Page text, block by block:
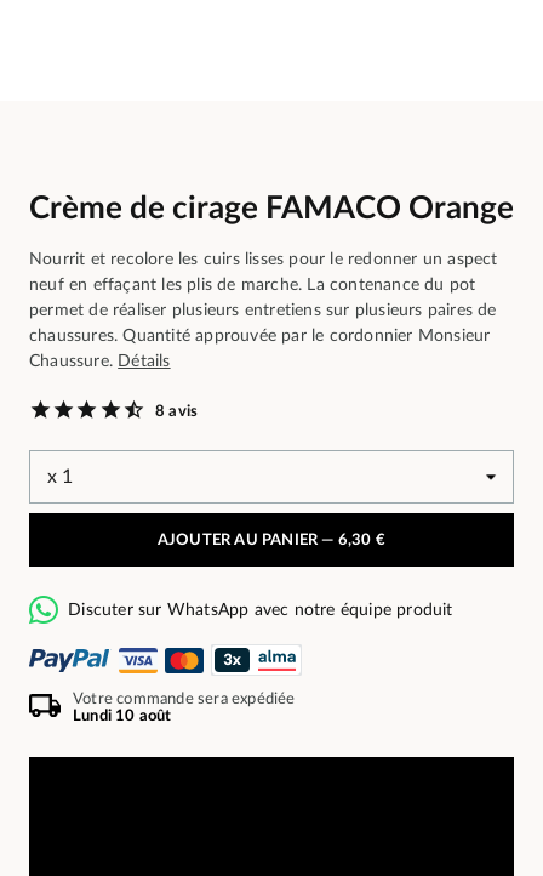
Crème de cirage FAMACO Orange
Nourrit et recolore les cuirs lisses pour le redonner un aspect
neuf en effaçant les plis de marche. La contenance du pot
permet de réaliser plusieurs entretiens sur plusieurs paires de
chaussures. Quantité approuvée par le cordonnier Monsieur
Chaussure. Détails
8 avis
AJOUTER AU PANIER — 6,30 €
Discuter sur WhatsApp avec notre équipe produit
Votre commande sera expédiée
Lundi 10 août